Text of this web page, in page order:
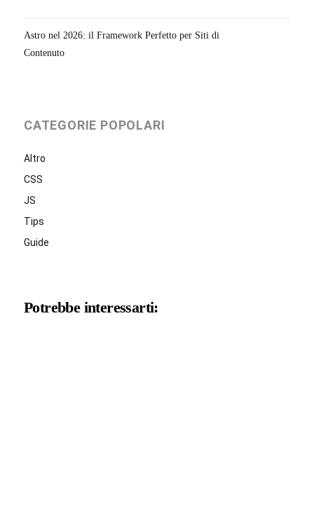
Astro nel 2026: il Framework Perfetto per Siti di
Contenuto
CATEGORIE POPOLARI
Altro
CSS
JS
Tips
Guide
Potrebbe interessarti: